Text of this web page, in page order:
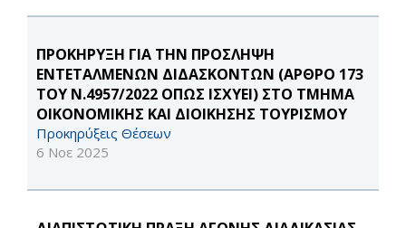
ΠΡΟΚΗΡΥΞΗ ΓΙΑ ΤΗΝ ΠΡΟΣΛΗΨΗ
ΕΝΤΕΤΑΛΜΕΝΩΝ ΔΙΔΑΣΚΟΝΤΩΝ (ΑΡΘΡΟ 173
ΤΟΥ Ν.4957/2022 ΟΠΩΣ ΙΣΧΥΕΙ) ΣΤΟ ΤΜΗΜΑ
ΟΙΚΟΝΟΜΙΚΗΣ ΚΑΙ ΔΙΟΙΚΗΣΗΣ ΤΟΥΡΙΣΜΟΥ
Προκηρύξεις Θέσεων
6 Νοε 2025